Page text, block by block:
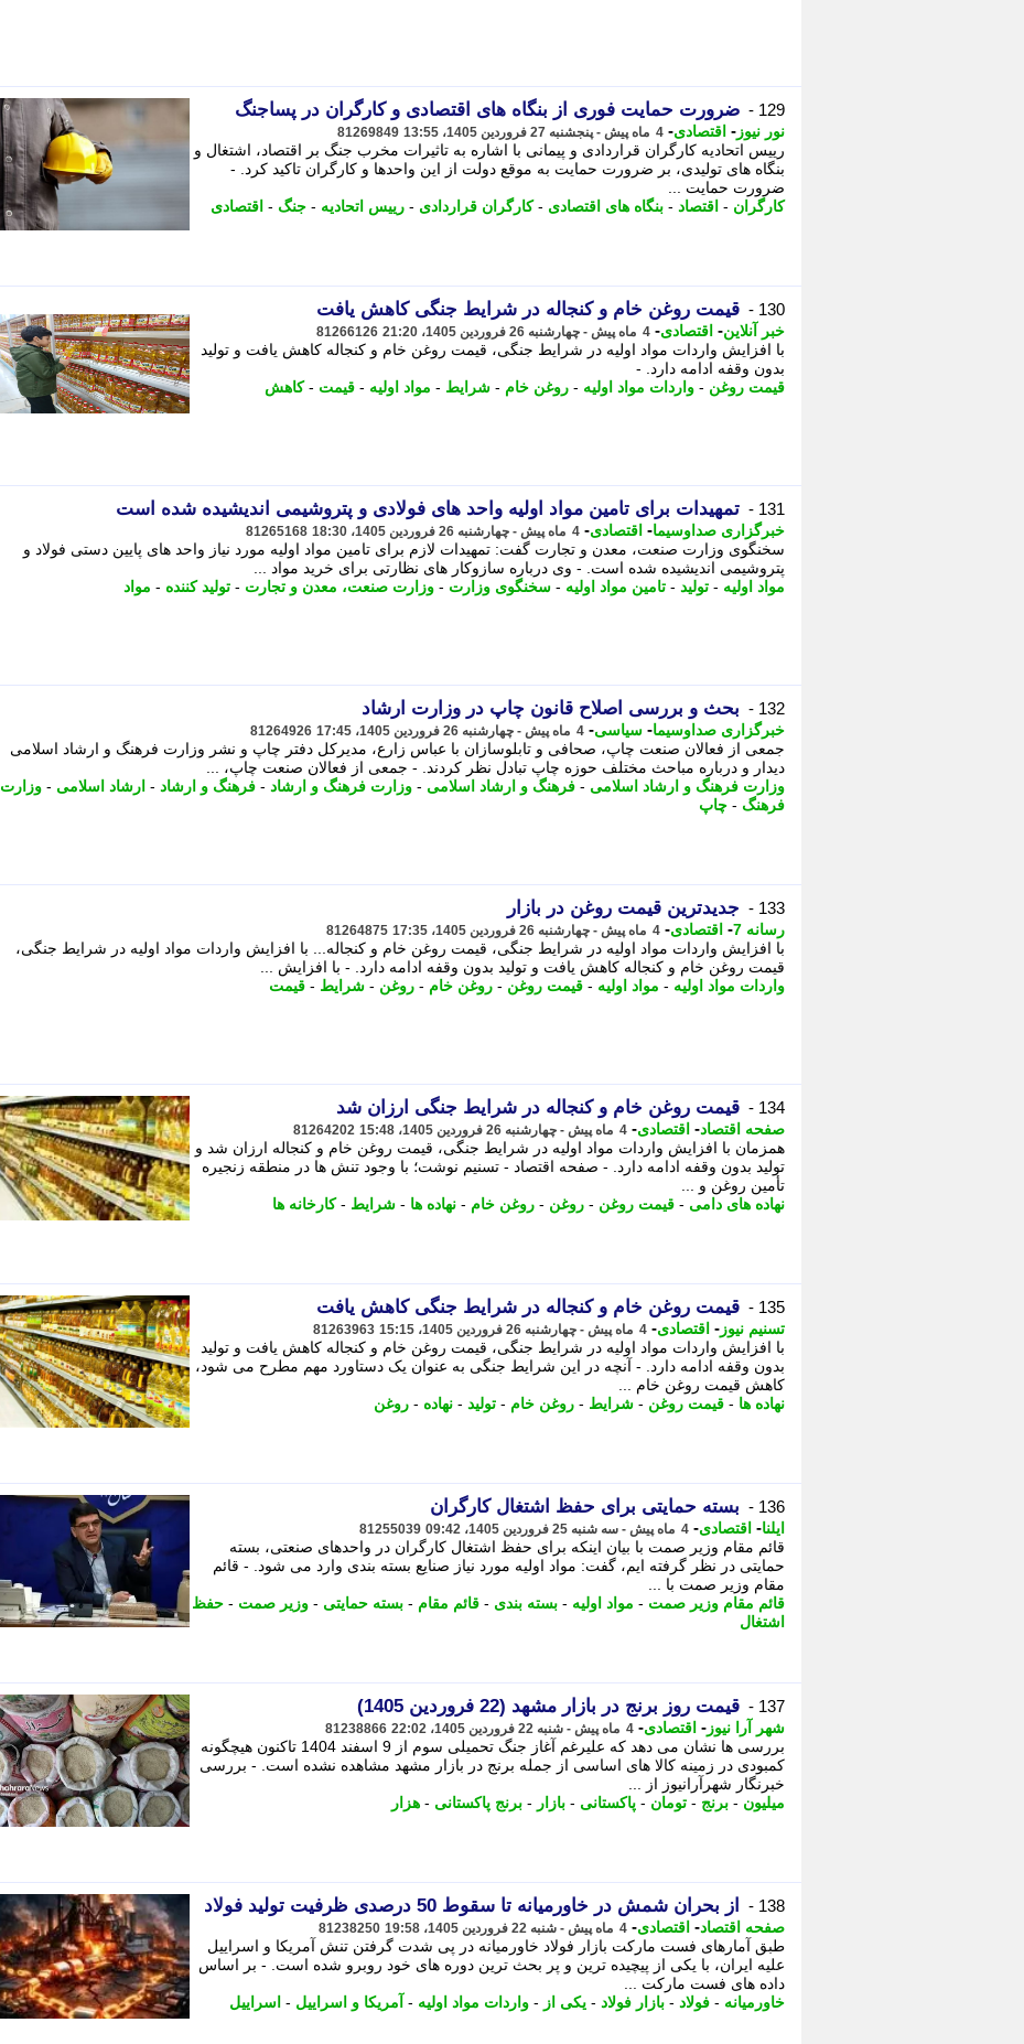
129 - ضرورت حمایت فوری از بنگاه های اقتصادی و کارگران در پساجنگ
نور نیوز - اقتصادی- 4 ماه پیش - پنجشنبه 27 فروردین 1405، 13:55 81269849
رییس اتحادیه کارگران قراردادی و پیمانی با اشاره به تاثیرات مخرب جنگ بر اقتصاد، اشتغال و
بنگاه های تولیدی، بر ضرورت حمایت به موقع دولت از این واحدها و کارگران تاکید کرد. -
ضرورت حمایت ...
کارگران - اقتصاد - بنگاه های اقتصادی -کارگران قراردادی - رییس اتحادیه - جنگ - اقتصادی
130 - قیمت روغن خام و کنجاله در شرایط جنگی کاهش یافت
خبر آنلاین- اقتصادی- 4 ماه پیش - چهارشنبه 26 فروردین 1405، 21:20 81266126
با افزایش واردات مواد اولیه در شرایط جنگی، قیمت روغن خام و کنجاله کاهش یافت و تولید
بدون وقفه ادامه دارد. -
قیمت روغن - واردات مواد اولیه - روغن خام - شرایط - مواد اولیه - قیمت -کاهش
131 - تمهیدات برای تامین مواد اولیه واحد های فولادی و پتروشیمی اندیشیده شده است
خبرگزاری صداوسیما- اقتصادی- 4 ماه پیش - چهارشنبه 26 فروردین 1405، 18:30 81265168
سخنگوی وزارت صنعت، معدن و تجارت گفت: تمهیدات لازم برای تامین مواد اولیه مورد نیاز واحد های پایین دستی فولاد و
پتروشیمی اندیشیده شده است. - وی درباره سازوکار های نظارتی برای خرید مواد ...
مواد اولیه - تولید - تامین مواد اولیه - سخنگوی وزارت - وزارت صنعت، معدن و تجارت - تولید کننده - مواد
132 - بحث و بررسی اصلاح قانون چاپ در وزارت ارشاد
خبرگزاری صداوسیما- سیاسی- 4 ماه پیش - چهارشنبه 26 فروردین 1405، 17:45 81264926
جمعی از فعالان صنعت چاپ، صحافی و تابلوسازان با عباس زارع، مدیرکل دفتر چاپ و نشر وزارت فرهنگ و ارشاد اسلامی
دیدار و درباره مباحث مختلف حوزه چاپ تبادل نظر کردند. - جمعی از فعالان صنعت چاپ، ...
وزارت فرهنگ و ارشاد اسلامی - فرهنگ و ارشاد اسلامی - وزارت فرهنگ و ارشاد - فرهنگ و ارشاد - ارشاد اسلامی - وزارت
فرهنگ - چاپ
133 - جدیدترین قیمت روغن در بازار
رسانه 7 - اقتصادی- 4 ماه پیش - چهارشنبه 26 فروردین 1405، 17:35 81264875
با افزایش واردات مواد اولیه در شرایط جنگی، قیمت روغن خام و کنجاله... با افزایش واردات مواد اولیه در شرایط جنگی،
قیمت روغن خام و کنجاله کاهش یافت و تولید بدون وقفه ادامه دارد. - با افزایش ...
واردات مواد اولیه - مواد اولیه - قیمت روغن - روغن خام - روغن - شرایط - قیمت
134 - قیمت روغن خام و کنجاله در شرایط جنگی ارزان شد
صفحه اقتصاد- اقتصادی- 4 ماه پیش - چهارشنبه 26 فروردین 1405، 15:48 81264202
همزمان با افزایش واردات مواد اولیه در شرایط جنگی، قیمت روغن خام و کنجاله ارزان شد و
تولید بدون وقفه ادامه دارد. - صفحه اقتصاد - تسنیم نوشت؛ با وجود تنش ها در منطقه زنجیره
تأمین روغن و ...
نهاده های دامی - قیمت روغن - روغن - روغن خام - نهاده ها - شرایط -کارخانه ها
135 - قیمت روغن خام و کنجاله در شرایط جنگی کاهش یافت
تسنیم نیوز - اقتصادی- 4 ماه پیش - چهارشنبه 26 فروردین 1405، 15:15 81263963
با افزایش واردات مواد اولیه در شرایط جنگی، قیمت روغن خام و کنجاله کاهش یافت و تولید
بدون وقفه ادامه دارد. - آنچه در این شرایط جنگی به عنوان یک دستاورد مهم مطرح می شود،
کاهش قیمت روغن خام ...
نهاده ها - قیمت روغن - شرایط - روغن خام - تولید - نهاده - روغن
136 - بسته حمایتی برای حفظ اشتغال کارگران
ایلنا- اقتصادی- 4 ماه پیش - سه شنبه 25 فروردین 1405، 09:42 81255039
قائم مقام وزیر صمت با بیان اینکه برای حفظ اشتغال کارگران در واحدهای صنعتی، بسته
حمایتی در نظر گرفته ایم، گفت: مواد اولیه مورد نیاز صنایع بسته بندی وارد می شود. - قائم
مقام وزیر صمت با ...
قائم مقام وزیر صمت - مواد اولیه - بسته بندی - قائم مقام - بسته حمایتی - وزیر صمت - حفظ
اشتغال
137 - قیمت روز برنج در بازار مشهد (22 فروردین 1405)
شهر آرا نیوز - اقتصادی- 4 ماه پیش - شنبه 22 فروردین 1405، 22:02 81238866
بررسی ها نشان می دهد که علیرغم آغاز جنگ تحمیلی سوم از 9 اسفند 1404 تاکنون هیچگونه
کمبودی در زمینه کالا های اساسی از جمله برنج در بازار مشهد مشاهده نشده است. - بررسی
خبرنگار شهرآرانیوز از ...
میلیون - برنج - تومان - پاکستانی - بازار - برنج پاکستانی - هزار
138 - از بحران شمش در خاورمیانه تا سقوط 50 درصدی ظرفیت تولید فولاد
صفحه اقتصاد- اقتصادی- 4 ماه پیش - شنبه 22 فروردین 1405، 19:58 81238250
طبق آمارهای فست مارکت بازار فولاد خاورمیانه در پی شدت گرفتن تنش آمریکا و اسراییل
علیه ایران، با یکی از پیچیده ترین و پر بحث ترین دوره های خود روبرو شده است. - بر اساس
داده های فست مارکت ...
خاورمیانه - فولاد - بازار فولاد - یکی از - واردات مواد اولیه - آمریکا و اسراییل - اسراییل